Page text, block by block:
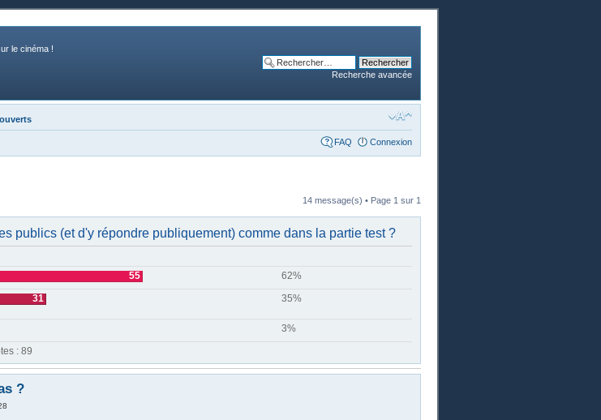
le cinéma !
Recherche avancée
FAQ Connexion
14 message(s) • Page 1 sur 1
publics (et d'y répondre publiquement) comme dans la partie test ?
55
62%
31 35%
3%
Nombre total de votes : 89
?